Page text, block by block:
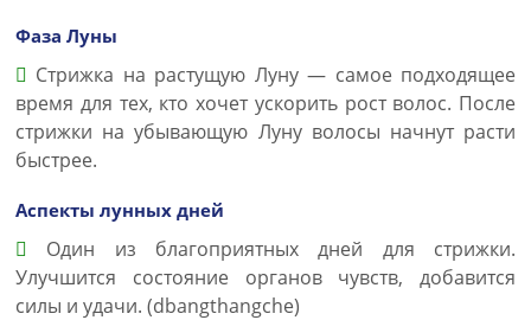
Фаза Луны
Стрижка на растущую Луну — самое подходящее
время для тех, кто хочет ускорить рост волос. После
стрижки на убывающую Луну волосы начнут расти
быстрее.
Аспекты лунных дней
Один из благоприятных дней для стрижки.
Улучшится состояние органов чувств, добавится
силы и удачи. (dbangthangche)